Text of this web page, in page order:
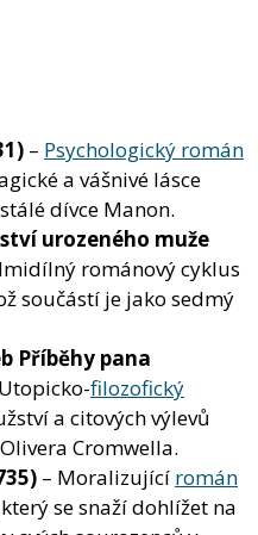
– Psychologický román
a vášnivé lásce
dívce Manon.
urozeného muže
románový cyklus
součástí je jako sedmý
Příběhy pana
filozofický
a citových výlevů
Cromwella.
– Moralizující román
se snaží dohlížet na